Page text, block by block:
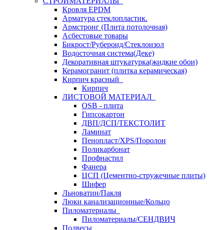
Кровля ЕРDM
Арматура стеклопластик.
Армстронг (Плита потолочная)
Асбестовые товары
Бикрост/Рубероид/Стеклоизол
Водосточная система(Деке)
Декоративная штукатурка(жидкие обои)
Керамогранит (плитка керамическая)
Кирпич красный
Кирпич
ЛИСТОВОЙ МАТЕРИАЛ
OSB - плита
Гипсокартон
ДВП/ДСП/ТЕКСТОЛИТ
Ламинат
Пенопласт/XPS/Поролон
Поликарбонат
Профнастил
Фанера
ЦСП (Цементно-стружечные плиты)
Шифер
Льноватин/Пакля
Люки канализационные/Кольцо
Пиломатериалы
Пиломатериалы/СЕНДВИЧ
Подвесы